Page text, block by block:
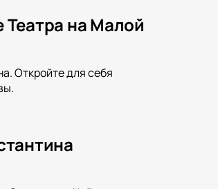
Театра на Малой
Откройте для себя